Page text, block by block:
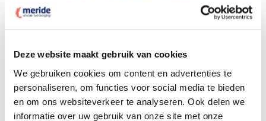
Deze website maakt gebruik van cookies
We gebruiken cookies om content en advertenties te
personaliseren, om functies voor social media te bieden
en om ons websiteverkeer te analyseren. Ook delen we
informatie over uw gebruik van onze site met onze
Dit kost een begrafenis
Bekijk tarieven voor crematie